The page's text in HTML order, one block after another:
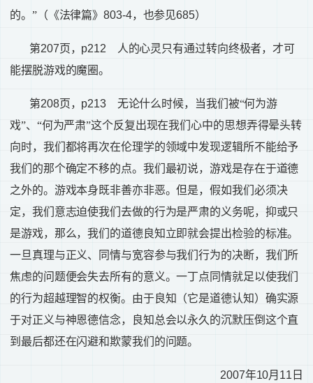
的。”（《法律篇》803-4，也参见685）
第207页， p212
人的心灵只有通过转向终极者，才可
能摆脱游戏的魔圈。
第208页， p213 无论什么时候，当我们被“何为游
戏”、“何为严肃”这个反复出现在我们心中的思想弄得晕头转
向时，我们都将再次在伦理学的领域中发现逻辑所不能给予
我们的那个确定不移的点。我们最初说，游戏是存在于道德
之外的。游戏本身既非善亦非恶。但是，假如我们必须决
定，我们意志迫使我们去做的行为是严肃的义务呢，抑或只
是游戏，那么，我们的道德良知立即就会提出检验的标准。
一旦真理与正义、同情与宽容参与我们行为的决断，我们所
焦虑的问题便会失去所有的意义。一丁点同情就足以使我们
的行为超越理智的权衡。由于良知（它是道德认知）确实源
于对正义与神恩德信念，良知总会以永久的沉默压倒这个直
到最后都还在闪避和欺蒙我们的问题。
2007年10月 11 日